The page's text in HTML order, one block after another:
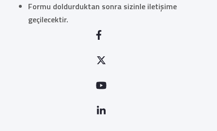
Formu doldurduktan sonra sizinle iletişime
geçilecektir.